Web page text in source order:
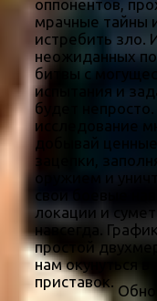
оппонентов,
мрачные тайны
истребить зло.
неожиданных
битвы с
испытания и
будет непросто.
исследование
добывай
зацепки,
оружием и
свои боевые
локации и
навсегда.
простой
нам окунуться
приставок.